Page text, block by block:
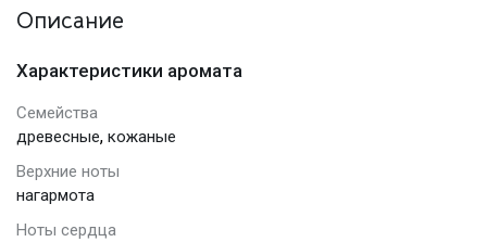
Описание
Характеристики аромата
Семейства
древесные, кожаные
Верхние ноты
нагармота
Ноты сердца